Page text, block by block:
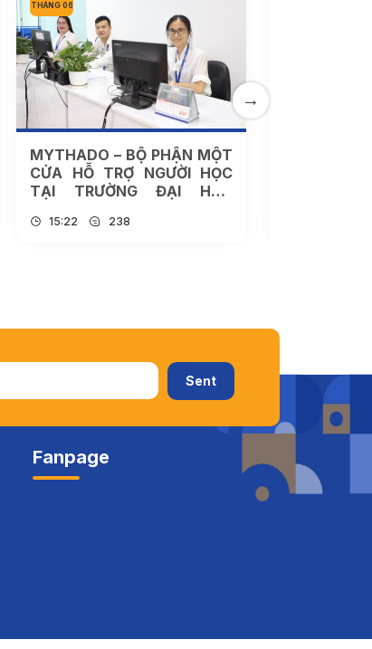
THÁNG 06
MYTHADO – BỘ PHẬN MỘT
CỬA HỖ TRỢ NGƯỜI HỌC
TẠI TRƯỜNG ĐẠI HỌC
15:22 238
Fanpage